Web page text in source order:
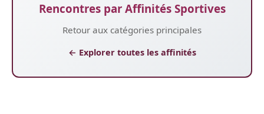
Rencontres par Affinités Sportives
Retour aux catégories principales
← Explorer toutes les affinités